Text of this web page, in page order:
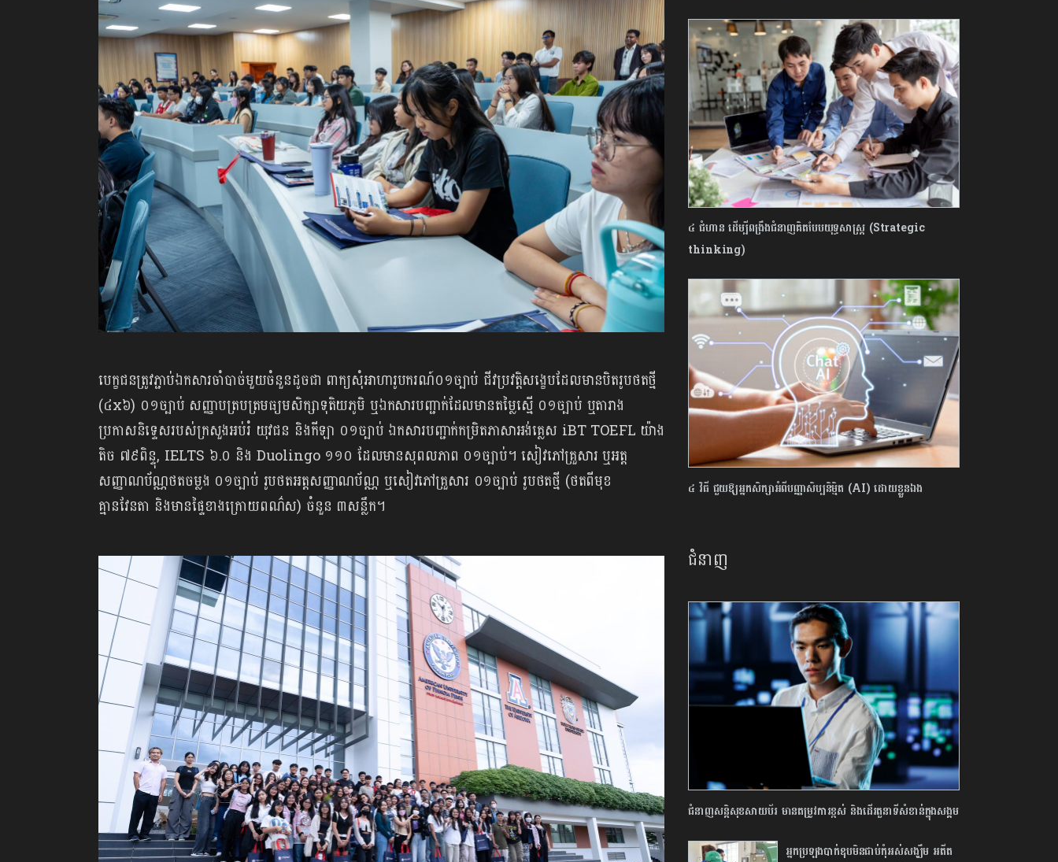
បេក្ខជនត្រូវភ្ជាប់ឯកសារចាំបាច់មួយចំនួនដូចជា ពាក្យសុំអាហារូបករណ៍០១ច្បាប់ ជីវប្រវត្តិសង្ខេបដែលមានបិតរូបថតថ្មី
(៤x៦) ០១ច្បាប់ សញ្ញាបត្របត្រមធ្យមសិក្សាទុតិយភូមិ ឬឯកសារបញ្ជាក់ដែលមានតម្លៃស្មើ ០១ច្បាប់ ឬតារាង
ប្រកាសនិទ្ទេសរបស់ក្រសួងអប់រំ យុវជន និងកីឡា ០១ច្បាប់ ឯកសារបញ្ជាក់កម្រិតភាសាអង់គ្លេស iBT TOEFL យ៉ាង
តិច ៧៩ពិន្ទុ, IELTS ៦.០ និង Duolingo ១១០ ដែលមានសុពលភាព ០១ច្បាប់។ សៀវភៅគ្រួសារ ឬអត្ត
សញ្ញាណប័ណ្ណថតចម្លង ០១ច្បាប់ រូបថតអត្តសញ្ញាណប័ណ្ណ ឬសៀវភៅគ្រួសារ ០១ច្បាប់ រូបថតថ្មី (ថតពីមុខ
គ្មានវែនតា និងមានផ្ទៃខាងក្រោយពណ៌ស) ចំនួន ៣សន្លឹក។
៤ ជំហាន ដើម្បីពង្រឹងជំនាញគិតបែបយុទ្ធសាស្ត្រ (Strategic
thinking)
៤ វិធី ជួយឱ្យអ្នកសិក្សាអំពីបញ្ញាសិប្បនិម្មិត (AI) ដោយខ្លួនឯង
ជំនាញ
ជំនាញសន្តិសុខសាយប័រ មានតម្រូវការខ្ពស់ និងដើរតួនាទីសំខាន់ក្នុងសង្គម
អ្នកប្រឡងបាក់ឌុបមិនជាប់កុំអស់សង្ឃឹម អតីត